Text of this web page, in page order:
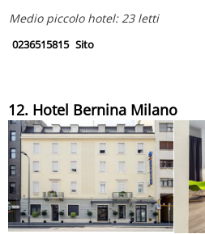
Medio piccolo hotel: 23 letti
0236515815 Sito
12. Hotel Bernina Milano